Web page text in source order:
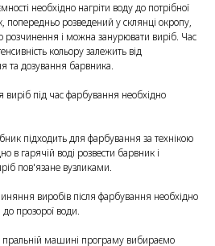
необхідно нагріти воду до потрібної
розведений у склянці окропу,
і можна занурювати виріб. Час
кольору залежить від
та дозування барвника.
під час фарбування необхідно
підходить для фарбування за технікою
в гарячій воді розвести барвник і
пов'язане вузликами.
виробів після фарбування необхідно
прозорої води.
пральній машині програму вибираємо